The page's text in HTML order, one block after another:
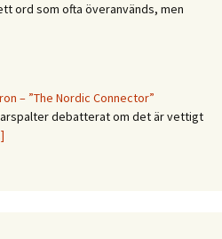
ord som ofta överanvänds, men
– ”The Nordic Connector”
debatterat om det är vettigt